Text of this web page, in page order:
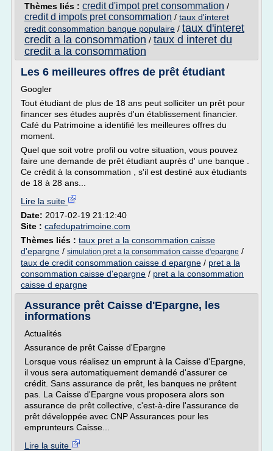
Thèmes liés : credit d'impot pret consommation /
credit d impots pret consommation / taux d'interet
credit consommation banque populaire / taux d'interet
credit a la consommation / taux d interet du
credit a la consommation
Les 6 meilleures offres de prêt étudiant
Googler
Tout étudiant de plus de 18 ans peut solliciter un prêt pour
financer ses études auprès d'un établissement financier.
Café du Patrimoine a identifié les meilleures offres du
moment.
Quel que soit votre profil ou votre situation, vous pouvez
faire une demande de prêt étudiant auprès d' une banque .
Ce crédit à la consommation , s'il est destiné aux étudiants
de 18 à 28 ans...
Lire la suite
Date: 2017-02-19 21:12:40
Site : cafedupatrimoine.com
Thèmes liés : taux pret a la consommation caisse
d'epargne / simulation pret a la consommation caisse d'epargne /
taux de credit consommation caisse d epargne / pret a la
consommation caisse d'epargne / pret a la consommation
caisse d epargne
Assurance prêt Caisse d'Epargne, les
informations
Actualités
Assurance de prêt Caisse d'Epargne
Lorsque vous réalisez un emprunt à la Caisse d'Epargne,
il vous sera automatiquement demandé d'assurer ce
crédit. Sans assurance de prêt, les banques ne prêtent
pas. La Caisse d'Epargne vous proposera alors son
assurance de prêt collective, c'est-à-dire l'assurance de
prêt développée avec CNP Assurances pour les
emprunteurs Caisse...
Lire la suite